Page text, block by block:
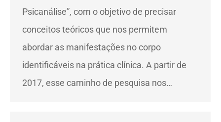
Psicanálise”, com o objetivo de precisar
conceitos teóricos que nos permitem
abordar as manifestações no corpo
identificáveis na prática clínica. A partir de
2017, esse caminho de pesquisa nos…